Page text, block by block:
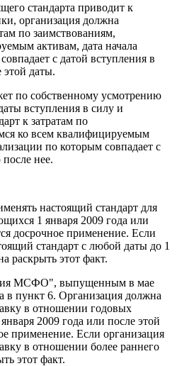
стандарта приводит к
организация должна
по заимствованиям,
активам, дата начала
с датой вступления в
этой даты.
по собственному усмотрению
вступления в силу и
к затратам по
ко всем квалифицируемым
по которым совпадает с
нее.
настоящий стандарт для
1 января 2009 года или
досрочное применение. Если
стандарт с любой даты до 1
раскрыть этот факт.
МСФО", выпущенным в мае
в пункт 6. Организация должна
в отношении годовых
2009 года или после этой
применение. Если организация
в отношении более раннего
этот факт.